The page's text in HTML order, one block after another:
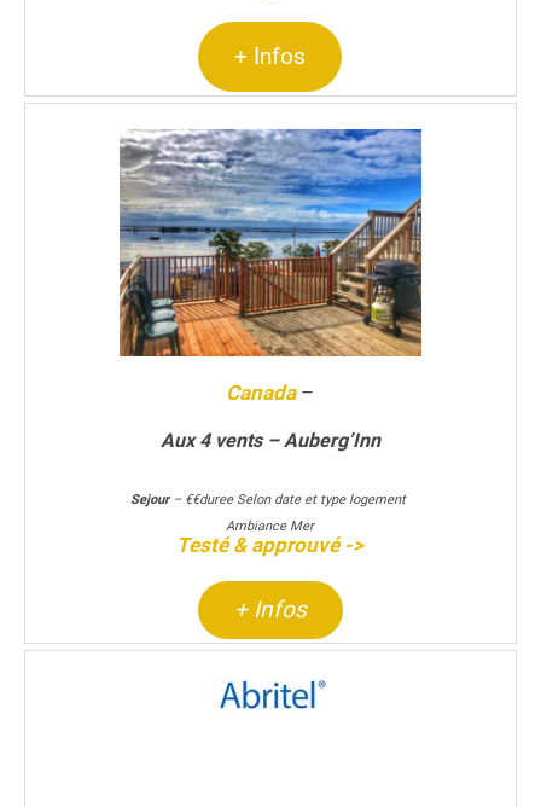
+ Infos
Canada–
Aux 4 vents – Auberg’Inn
Sejour– €€duree Selon date et type logement
Ambiance Mer
Testé & approuvé ->
+ Infos